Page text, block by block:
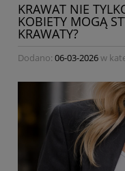
KRAWAT NIE
KOBIETY MOGĄ
KRAWATY?
Dodano: 06-03-2026w